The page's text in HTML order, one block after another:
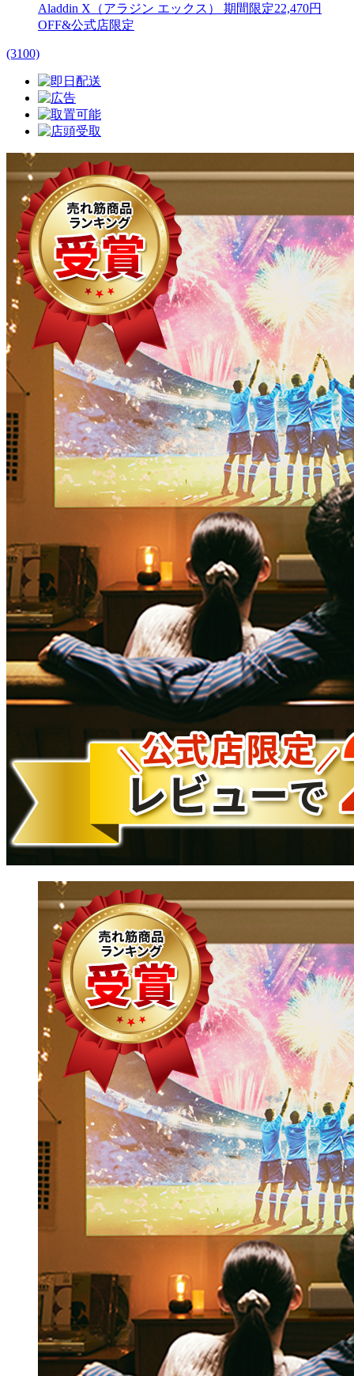
Aladdin X（アラジン エックス） 期間限定22,470円
OFF&公式店限定
(3100)